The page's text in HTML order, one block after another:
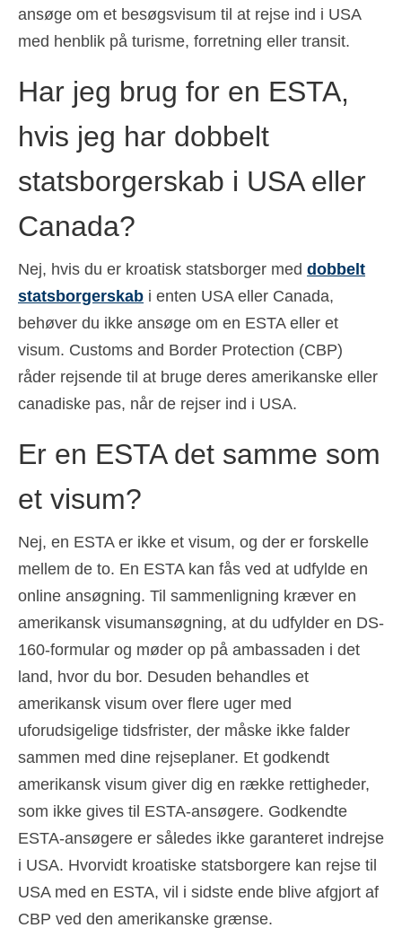
ansøge om et besøgsvisum til at rejse ind i USA
med henblik på turisme, forretning eller transit.
Har jeg brug for en ESTA,
hvis jeg har dobbelt
statsborgerskab i USA eller
Canada?
Nej, hvis du er kroatisk statsborger med dobbelt
statsborgerskab i enten USA eller Canada,
behøver du ikke ansøge om en ESTA eller et
visum. Customs and Border Protection (CBP)
råder rejsende til at bruge deres amerikanske eller
canadiske pas, når de rejser ind i USA.
Er en ESTA det samme som
et visum?
Nej, en ESTA er ikke et visum, og der er forskelle
mellem de to. En ESTA kan fås ved at udfylde en
online ansøgning. Til sammenligning kræver en
amerikansk visumansøgning, at du udfylder en DS-
160-formular og møder op på ambassaden i det
land, hvor du bor. Desuden behandles et
amerikansk visum over flere uger med
uforudsigelige tidsfrister, der måske ikke falder
sammen med dine rejseplaner. Et godkendt
amerikansk visum giver dig en række rettigheder,
som ikke gives til ESTA-ansøgere. Godkendte
ESTA-ansøgere er således ikke garanteret indrejse
i USA. Hvorvidt kroatiske statsborgere kan rejse til
USA med en ESTA, vil i sidste ende blive afgjort af
CBP ved den amerikanske grænse.